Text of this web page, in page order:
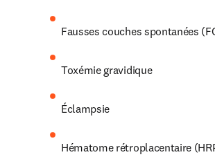
Fausses couches spontanées
Toxémie gravidique
Éclampsie
Hématome rétroplacentaire